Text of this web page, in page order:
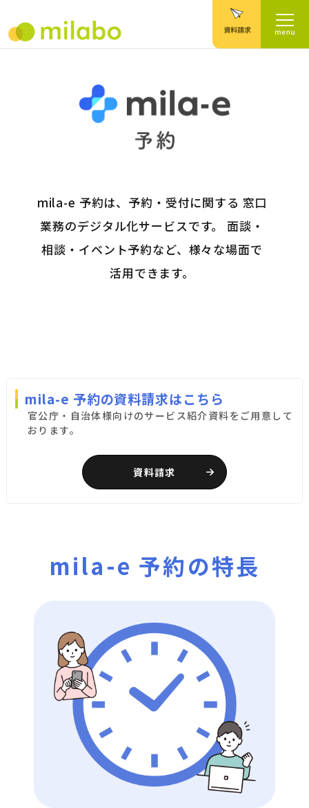
mila-e 予約は、予約・受付に関する 窓口
業務のデジタル化サービスです。 面談・
相談・イベント予約など、様々な場面で
活用できます。
mila-e 予約の資料請求はこちら
官公庁・自治体様向けのサービス紹介資料をご用意して
おります。
資料請求
mila-e 予約の特長